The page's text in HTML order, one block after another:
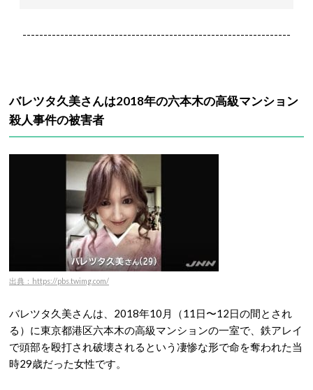
----------------------------------------------------------------
バレツタ久美さんは2018年の六本木の高級マンション
殺人事件の被害者
出典：https://pbs.twimg.com/
バレツタ久美さんは、 2018年10月（11日〜12日の間とされ
る）に東京都港区六本木の高級マンションの一室で、鉄アレイ
で頭部を殴打され破壊されるという凄惨な形で命を奪われた当
時29歳だった女性です。